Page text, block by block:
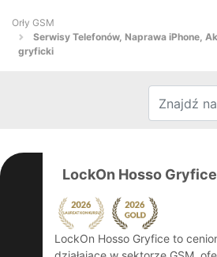
Orły GSM
Serwisy Telefonów, Naprawa iPhone,
gryficki
LockOn Hosso Gryfice
LockOn Hosso Gryfice to